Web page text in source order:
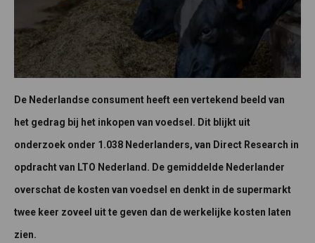
De Nederlandse consument heeft een vertekend beeld van
het gedrag bij het inkopen van voedsel. Dit blijkt uit
onderzoek onder 1.038 Nederlanders, van Direct Research in
opdracht van LTO Nederland. De gemiddelde Nederlander
overschat de kosten van voedsel en denkt in de supermarkt
twee keer zoveel uit te geven dan de werkelijke kosten laten
zien.